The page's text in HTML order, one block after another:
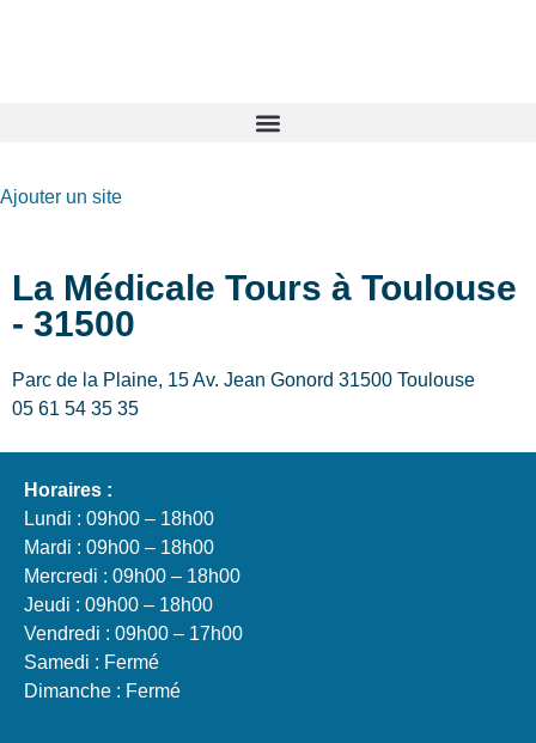
Ajouter un site
La Médicale Tours à Toulouse
- 31500
Parc de la Plaine, 15 Av. Jean Gonord 31500 Toulouse
05 61 54 35 35
Horaires :
Lundi : 09h00 – 18h00
Mardi : 09h00 – 18h00
Mercredi : 09h00 – 18h00
Jeudi : 09h00 – 18h00
Vendredi : 09h00 – 17h00
Samedi : Fermé
Dimanche : Fermé